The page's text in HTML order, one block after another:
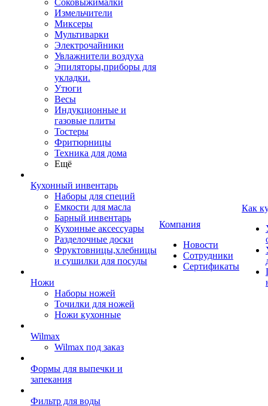
Соковыжималки
Измельчители
Миксеры
Мультиварки
Электрочайники
Увлажнители воздуха
Эпиляторы,приборы для
укладки.
Утюги
Весы
Индукционные и
газовые плиты
Тостеры
Фритюрницы
Техника для дома
Ещё
Кухонный инвентарь
Наборы для специй
Емкости для масла
Барный инвентарь
Кухонные аксессуары
Разделочные доски
Фруктовницы,хлебницы
и сушилки для посуды
Ножи
Наборы ножей
Точилки для ножей
Ножи кухонные
Wilmax
Wilmax под заказ
Формы для выпечки и
запекания
Фильтр для воды
Компания
Новости
Сотрудники
Сертификаты
Как